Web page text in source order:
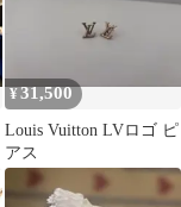
¥31,500
Louis Vuitton LVロゴ ピ
アス